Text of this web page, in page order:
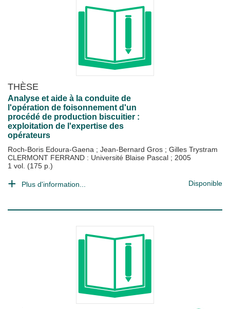
THÈSE
Analyse et aide à la conduite de
l'opération de foisonnement d'un
procédé de production biscuitier :
exploitation de l'expertise des
opérateurs
Roch-Boris Edoura-Gaena ; Jean-Bernard Gros ; Gilles Trystram
CLERMONT FERRAND : Université Blaise Pascal ; 2005
1 vol. (175 p.)
Plus d'information... Disponible